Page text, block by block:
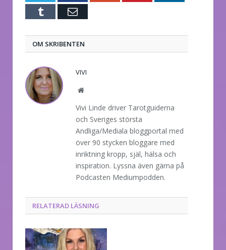
Tumblr E-
OM SKRIBENTEN
VIVI
Website
Vivi Linde driver Tarotguiderna
och Sveriges största
Andliga/Mediala bloggportal med
över 90 stycken bloggare med
inriktning kropp, själ, hälsa och
inspiration. Lyssna även gärna på
Podcasten Mediumpodden.
RELATERAD LÄSNING